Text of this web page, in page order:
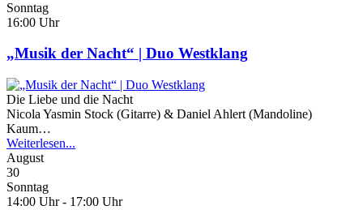
Sonntag
16:00 Uhr
„Musik der Nacht“ | Duo Westklang
Die Liebe und die Nacht
Nicola Yasmin Stock (Gitarre) & Daniel Ahlert (Mandoline)
Kaum…
Weiterlesen...
August
30
Sonntag
14:00 Uhr - 17:00 Uhr